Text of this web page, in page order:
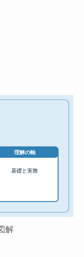
理解の軸
基礎と実務
解